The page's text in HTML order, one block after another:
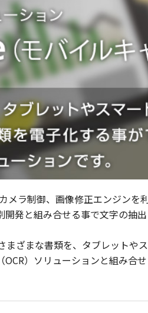
ラ制御、画像修正エンジンを
発と組み合せる事で文字の抽
ざまな書類を、タブレットや
）ソリューションと組み合